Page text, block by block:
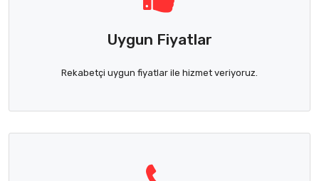
Uygun Fiyatlar
Rekabetçi uygun fiyatlar ile hizmet veriyoruz.